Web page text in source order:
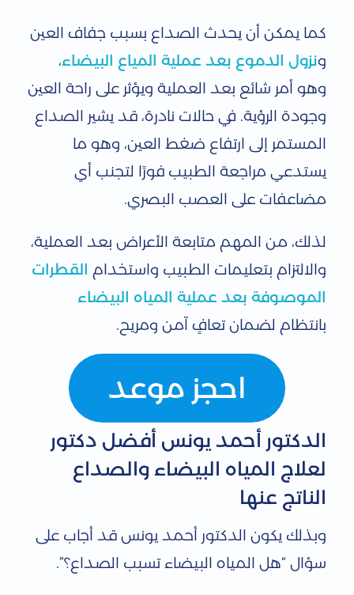
كما يمكن أن يحدث الصداع بسبب جفاف العين
ونزول الدموع بعد عملية المياع البيضاء،
وهو أمر شائع بعد العملية ويؤثر على راحة العين
وجودة الرؤية. في حالات نادرة، قد يشير الصداع
المستمر إلى ارتفاع ضغط العين، وهو ما
يستدعي مراجعة الطبيب فورًا لتجنب أي
مضاعفات على العصب البصري.
لذلك، من المهم متابعة الأعراض بعد العملية،
والالتزام بتعليمات الطبيب واستخدام القطرات
الموصوفة بعد عملية المياه البيضاء
بانتظام لضمان تعافٍ آمن ومريح.
احجز موعد
الدكتور أحمد يونس أفضل دكتور
لعلاج المياه البيضاء والصداع
الناتج عنها
وبذلك يكون الدكتور أحمد يونس قد أجاب على
سؤال “هل المياه البيضاء تسبب الصداع؟”.